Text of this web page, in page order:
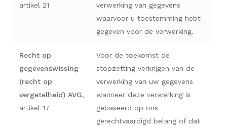
artikel 21
verwerking van gegevens
waarvoor u toestemming hebt
gegeven voor de verwerking.
Recht op
gegevenswissing
(recht op
vergetelheid) AVG,
artikel 17
Voor de toekomst de
stopzetting verkrijgen van de
verwerking van uw gegevens
wanneer deze verwerking is
gebaseerd op ons
gerechtvaardigd belang of dat